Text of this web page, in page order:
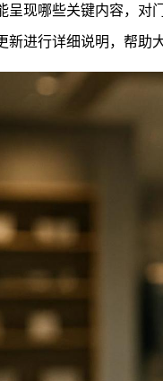
呈现哪些关键内容，对
新进行详细说明，帮助